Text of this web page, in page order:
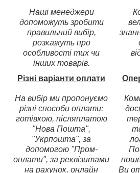
Наші менеджери
допоможуть зробити
правильний вибір,
розкажуть про
особливості тих чи
інших товарів.
Різні варіанти оплати
На вибір ми пропонуємо
різні способи оплати:
готівкою, післяплатою
"Нова Пошта",
"Укрпошта", за
допомогою "Пром-
оплати", за реквізитами
на рахунок, онлайн
Ви